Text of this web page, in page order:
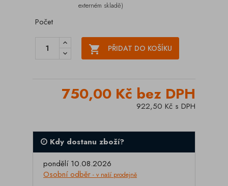
externém skladě)
Počet
 PŘIDAT DO KOŠÍKU
750,00 Kč bez DPH
922,50 Kč s DPH
Kdy dostanu zboží?
pondělí 10.08.2026
Osobní odběr - v naší prodejně